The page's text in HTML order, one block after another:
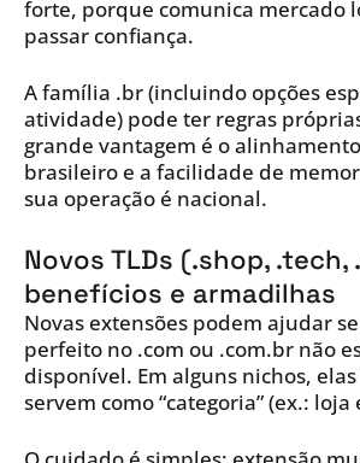
forte, porque comunica mercado
passar confiança.
A família .br (incluindo opções
atividade) pode ter regras
grande vantagem é o
brasileiro e a facilidade de
sua operação é nacional.
Novos TLDs (.shop, .tech,
benefícios e armadilhas
Novas extensões podem ajudar
perfeito no .com ou .com.br não
disponível. Em alguns nichos,
servem como “categoria” (ex.: loja